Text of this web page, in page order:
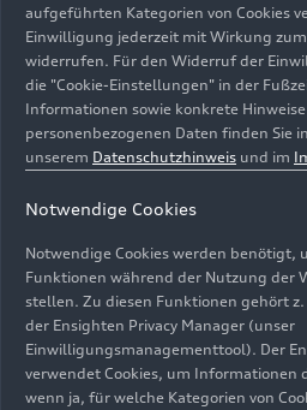
großen Audi Familientag am
Jahre Firmengeschichte. Im
den Böllinger Höfen in
Besuchenden Blicke hinter die
hautnah, was Audi ausmacht.
aufgeführten Kategorien von Cookies
Einwilligung jederzeit mit Wirkung
widerrufen. Für den Widerruf der
die "Cookie-Einstellungen" in der
Informationen sowie konkrete
personenbezogenen Daten finden Sie
unserem Datenschutzhinweis und im
Notwendige Cookies
Notwendige Cookies werden benötigt,
Funktionen während der Nutzung der
stellen. Zu diesen Funktionen gehört
der Ensighten Privacy Manager (unser
Einwilligungsmanagementtool). Der
verwendet Cookies, um Informationen
wenn ja, für welche Kategorien von